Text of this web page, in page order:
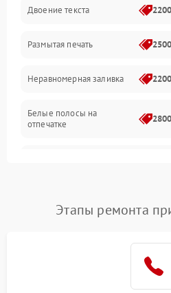
Подключение и интерфейсы
Панель управления и
Режим работы
Питание и запуск
Двоение текста
Размытая печать
Неравномерная заливка
Белые полосы на
отпечатке
Этапы ремонта